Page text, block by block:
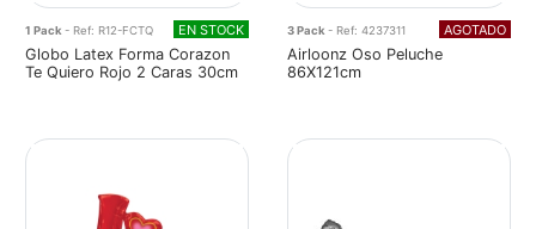
1 Pack- Ref: R12-FCTQ EN STOCK
Globo Latex Forma Corazon
Te Quiero Rojo 2 Caras 30cm
3 Pack- Ref: 4237311 AGOTADO
Airloonz Oso Peluche
86X121cm